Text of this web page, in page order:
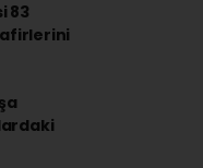
83